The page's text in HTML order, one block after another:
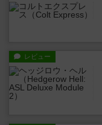
レビュー